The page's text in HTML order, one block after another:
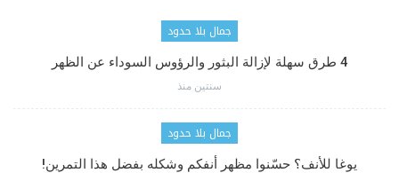
جمال بلا حدود
4 طرق سهلة لإزالة البثور والرؤوس السوداء عن الظهر
سنتين منذ
جمال بلا حدود
يوغا للأنف؟ حسّنوا مظهر أنفكم وشكله بفضل هذا التمرين!